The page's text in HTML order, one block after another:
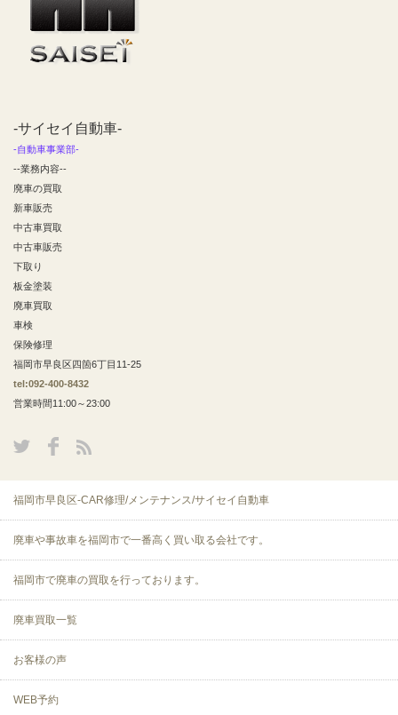
-サイセイ自動車-
-自動車事業部-
--業務内容--
廃車の買取
新車販売
中古車買取
中古車販売
下取り
板金塗装
廃車買取
車検
保険修理
福岡市早良区四箇6丁目11-25
tel:092-400-8432
営業時間11:00～23:00
福岡市早良区-CAR修理/メンテナンス/サイセイ自動車
廃車や事故車を福岡市で一番高く買い取る会社です。
福岡市で廃車の買取を行っております。
廃車買取一覧
お客様の声
WEB予約